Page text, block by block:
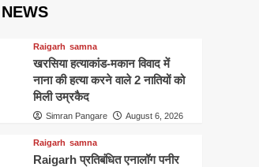
Raigarh samna
खरसिया हत्याकांड-मकान विवाद में
नाना की हत्या करने वाले 2 नातियों को
मिली उम्रकैद
Simran Pangare August 6, 2026
Raigarh samna
Raigarh प्रतिबंधित एनालॉग पनीर